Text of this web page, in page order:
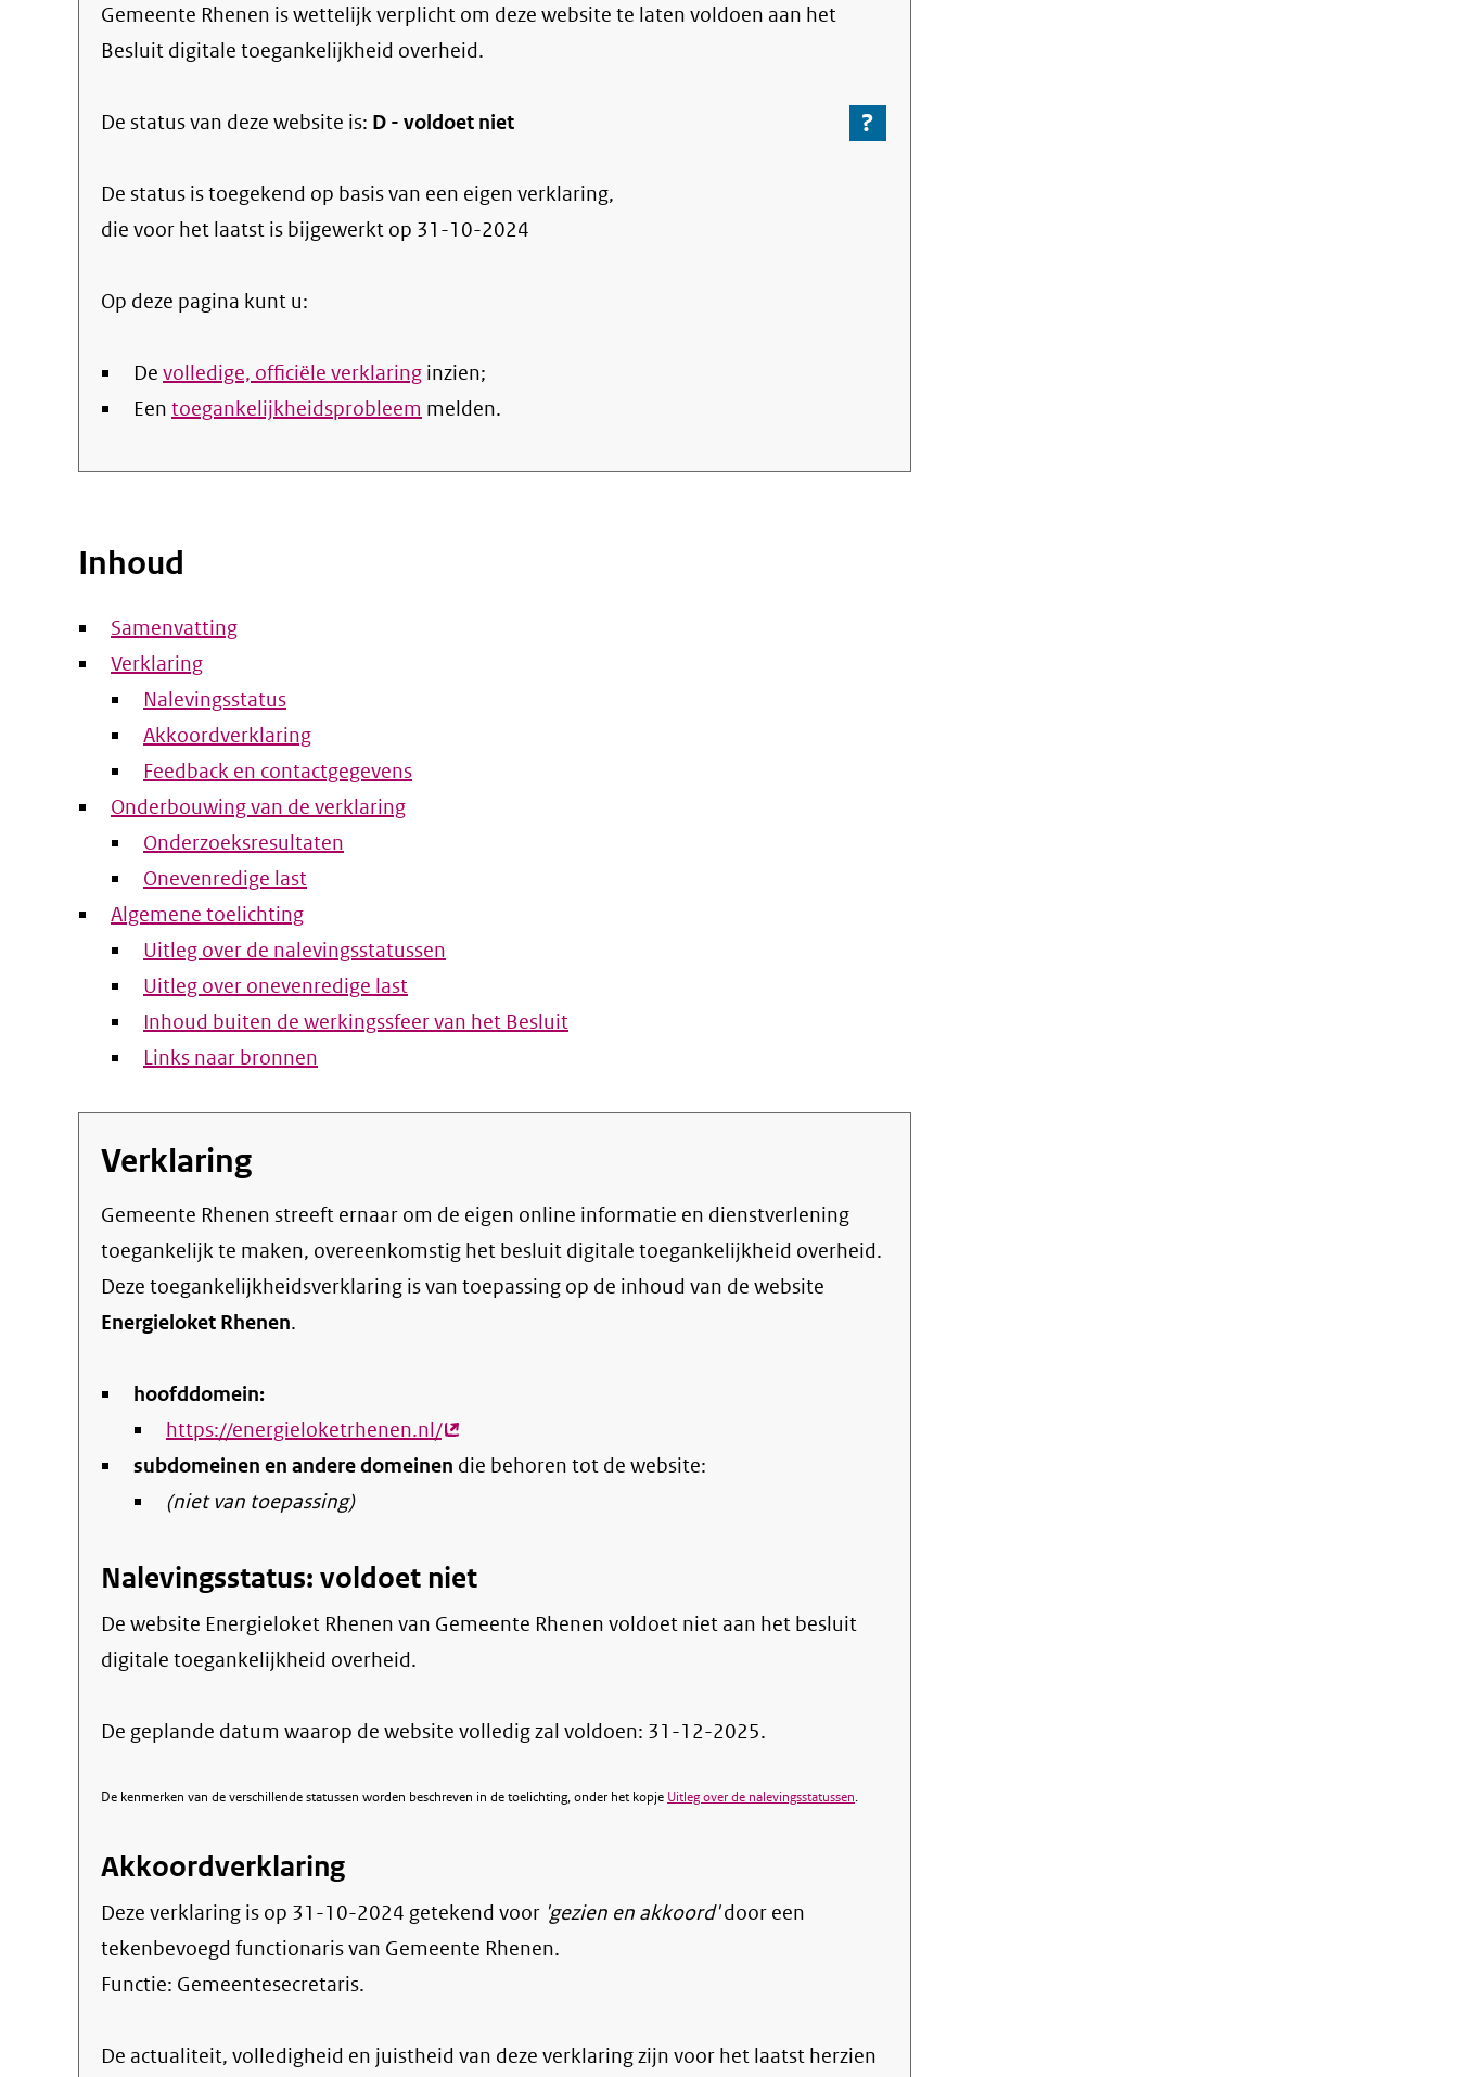
link)
Gemeente Rhenen is wettelijk verplicht om deze website te laten voldoen aan het
Besluit digitale toegankelijkheid overheid.
De status van deze website is: D - voldoet niet ?
Ga
De status is toegekend op basis van een eigen verklaring,
die voor het laatst is bijgewerkt op 31-10-2024
Op deze pagina kunt u:
De volledige, officiële verklaring inzien;
Een toegankelijkheidsprobleem melden.
Inhoud
Samenvatting
Verklaring
Nalevingsstatus
Akkoordverklaring
Feedback en contactgegevens
Onderbouwing van de verklaring
Onderzoeksresultaten
Onevenredige last
Algemene toelichting
Uitleg over de nalevingsstatussen
Uitleg over onevenredige last
Inhoud buiten de werkingssfeer van het Besluit
Links naar bronnen
Verklaring
Gemeente Rhenen streeft ernaar om de eigen online informatie en dienstverlening
toegankelijk te maken, overeenkomstig het besluit digitale toegankelijkheid overheid.
Deze toegankelijkheidsverklaring is van toepassing op de inhoud van de website
Energieloket Rhenen.
hoofddomein:
https://energieloketrhenen.nl/(externe
link)
subdomeinen en andere domeinen die behoren tot de website:
(niet van toepassing)
Nalevingsstatus: voldoet niet
De website Energieloket Rhenen van Gemeente Rhenen voldoet niet aan het besluit
digitale toegankelijkheid overheid.
De geplande datum waarop de website volledig zal voldoen: 31-12-2025.
De kenmerken van de verschillende statussen worden beschreven in de toelichting, onder het kopje Uitleg over de nalevingsstatussen.
Akkoordverklaring
Deze verklaring is op 31-10-2024 getekend voor 'gezien en akkoord'door een
tekenbevoegd functionaris van Gemeente Rhenen.
Functie: Gemeentesecretaris.
De actualiteit, volledigheid en juistheid van deze verklaring zijn voor het laatst herzien